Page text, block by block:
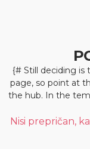
{# Still deciding is
page, so point at
the hub. In the
Nisi prepričan,